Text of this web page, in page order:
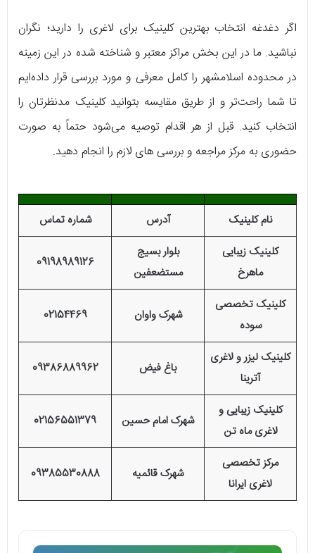
اگر دغدغه انتخاب بهترین کلینیک برای لاغری را دارید؛ نگران
نباشید. ما در این بخش مراکز معتبر و شناخته شده در این زمینه
در محدوده اسلامشهر را کامل معرفی و مورد بررسی قرار داده‌ایم
تا شما راحت‌تر و از طریق مقایسه بتوانید کلینیک مدنظرتان را
انتخاب کنید. قبل از هر اقدام توصیه می‌شود حتماً به صورت
حضوری به مرکز مراجعه و بررسی های لازم را انجام دهید.
نام کلینیک آدرس
شماره تماس
کلینیک زیبایی
ماهرخ
بلوار بسیج
مستضعفین
09198989126
کلینیک تخصصی
سوده
شهرک واوان 02154469
کلینیک لیزر و لاغری
آترینا
باغ فیض 09386889962
کلینیک زیبایی و
لاغری ماه تن
شهرک امام حسین 02156551379
مرکز تخصصی
لاغری ایرانا
شهرک قائمیه 09385530888